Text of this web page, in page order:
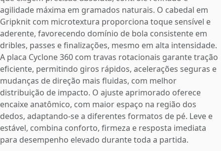
agilidade máxima em gramados naturais. O cabedal em
Gripknit com microtextura proporciona toque sensível e
aderente, favorecendo domínio de bola consistente em
dribles, passes e finalizações, mesmo em alta intensidade.
A placa Cyclone 360 com travas rotacionais garante tração
eficiente, permitindo giros rápidos, acelerações seguras e
mudanças de direção mais fluidas, com melhor
distribuição de impacto. O ajuste aprimorado oferece
encaixe anatômico, com maior espaço na região dos
dedos, adaptando-se a diferentes formatos de pé. Leve e
estável, combina conforto, firmeza e resposta imediata
para desempenho elevado durante toda a partida.